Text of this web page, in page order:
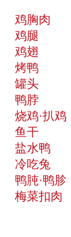
鸡胸肉
鸡腿
鸡翅
烤鸭
罐头
鸭脖
烧鸡·扒鸡
鱼干
盐水鸭
冷吃兔
鸭肫·鸭胗
梅菜扣肉